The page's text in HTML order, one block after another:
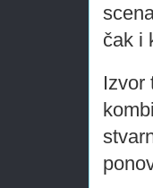
čak i
Izvor